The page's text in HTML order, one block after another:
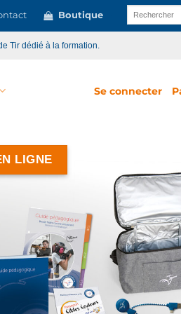
Boutique
Recherche
pour :
Tir dédié à la formation.
Se connecter
LIGNE